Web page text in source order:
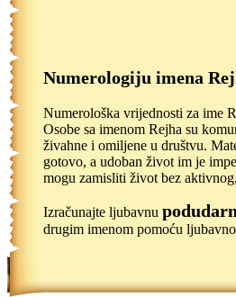
Numerologiju imena
Numerološka vrijednosti za ime
Osobe sa imenom Rejha su
živahne i omiljene u društvu.
gotovo, a udoban život im je
mogu zamisliti život bez
Izračunajte ljubavnu
drugim imenom pomoću